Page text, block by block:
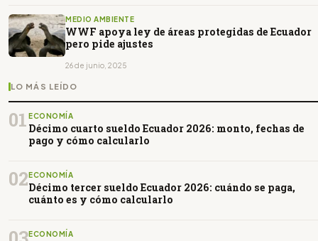
MEDIO AMBIENTE
WWF apoya ley de áreas protegidas de Ecuador
pero pide ajustes
26 de junio, 2025
LO MÁS LEÍDO
01 ECONOMÍA
Décimo cuarto sueldo Ecuador 2026: monto, fechas de
pago y cómo calcularlo
02ECONOMÍA
Décimo tercer sueldo Ecuador 2026: cuándo se paga,
cuánto es y cómo calcularlo
ECONOMÍA